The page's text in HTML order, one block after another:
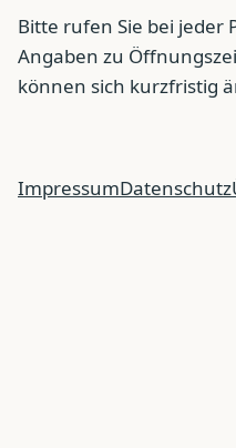
Bitte rufen Sie bei jeder
Angaben zu
können sich kurzfristig
ImpressumDatenschutz